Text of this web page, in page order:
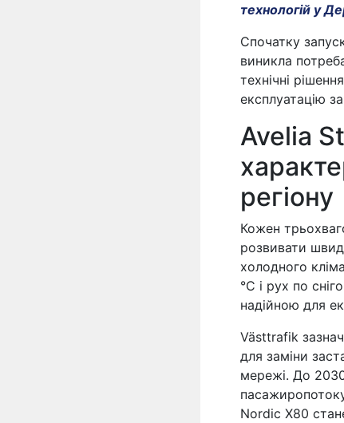
технологій у
Спочатку
виникла
технічні
експлуатацію
Avelia
регіону
Кожен
розвивати
холодного
°C і рух по
надійною для
Västtrafik
для заміни
мережі. До
Nordic X80